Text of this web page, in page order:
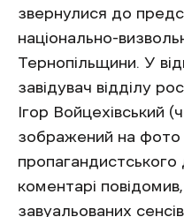
звернулися до
національно-
Тернопільщини. У
завідувач відділу
Ігор Войцехівський
зображений на фото
коментарі
завуальованих